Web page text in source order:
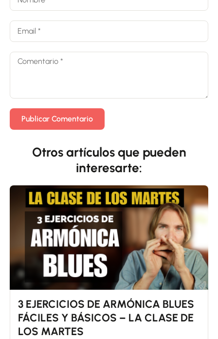
Otros artículos que pueden
interesarte:
3 EJERCICIOS DE ARMÓNICA BLUES
FÁCILES Y BÁSICOS – LA CLASE DE
LOS MARTES